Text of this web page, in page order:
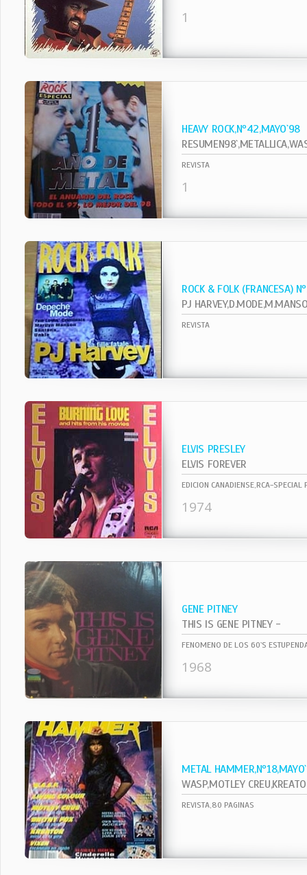
1
HEAVY ROCK,Nº42,MAYO`98
REVISTA
1
ROCK & FOLK (FRANCESA)
REVISTA
ELVIS PRESLEY
ELVIS FOREVER
EDICION CANADIENSE,RCA-
1974
GENE PITNEY
THIS IS GENE PITNEY -
FENOMENO DE LOS 60`S
1968
METAL
WASP,MOTLEY
REVISTA,80 PAGINAS